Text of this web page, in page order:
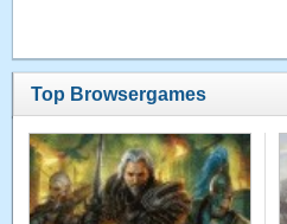
Top Browsergames